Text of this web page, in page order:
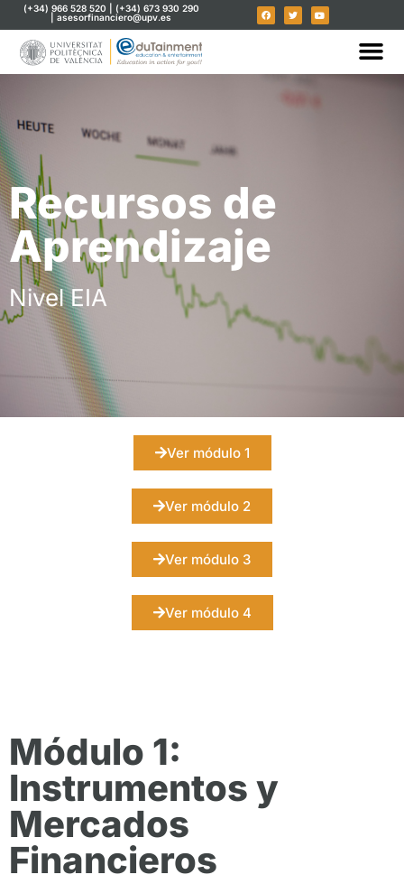
(+34) 966 528 520 | (+34) 673 930 290
| asesorfinanciero@upv.es
Recursos de
Aprendizaje
Nivel EIA
Ver módulo 1
Ver módulo 2
Ver módulo 3
Ver módulo 4
Módulo 1:
Instrumentos y
Mercados
Financieros